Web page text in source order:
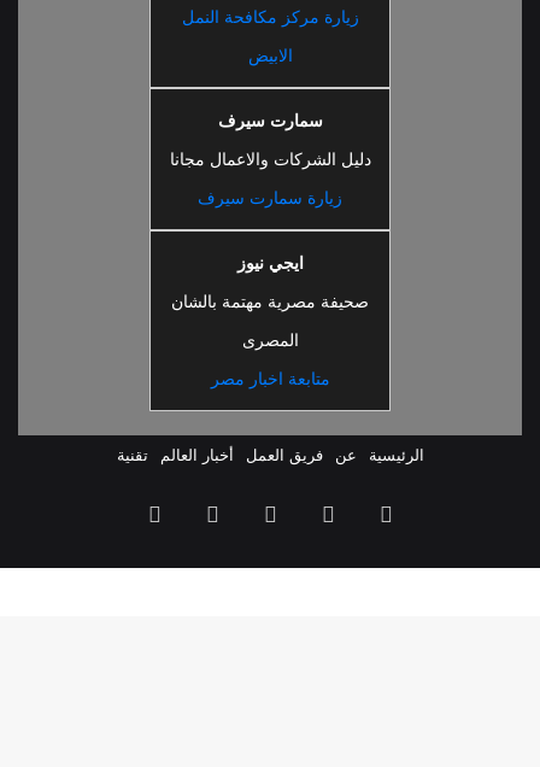
زيارة مركز مكافحة النمل
الابيض
سمارت سيرف
دليل الشركات والاعمال مجانا
زيارة سمارت سيرف
ايجي نيوز
صحيفة مصرية مهتمة بالشان
المصرى
متابعة اخبار مصر
الرئيسية عن فريق العمل أخبار العالم تقنية
ملخص
الموقع
فيسبوك ‫YouTube